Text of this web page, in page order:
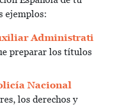
ejemplos:
Administrati
preparar los títulos
Nacional
los derechos y